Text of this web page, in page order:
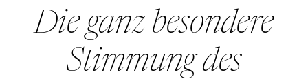
Die ganz besondere
Stimmung des